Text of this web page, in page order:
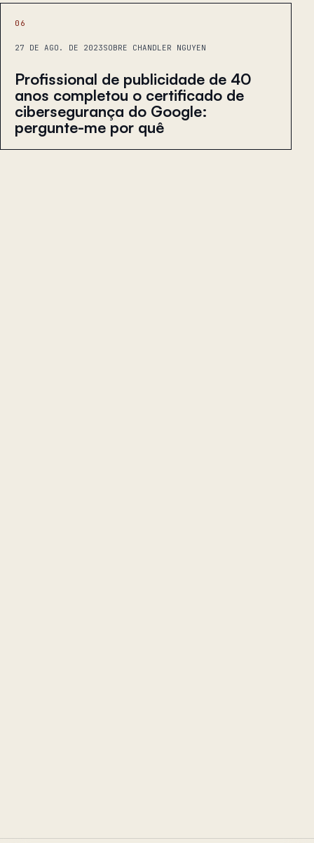
06
27 DE AGO. DE 2023SOBRE CHANDLER NGUYEN
Profissional de publicidade de 40
anos completou o certificado de
cibersegurança do Google:
pergunte-me por quê